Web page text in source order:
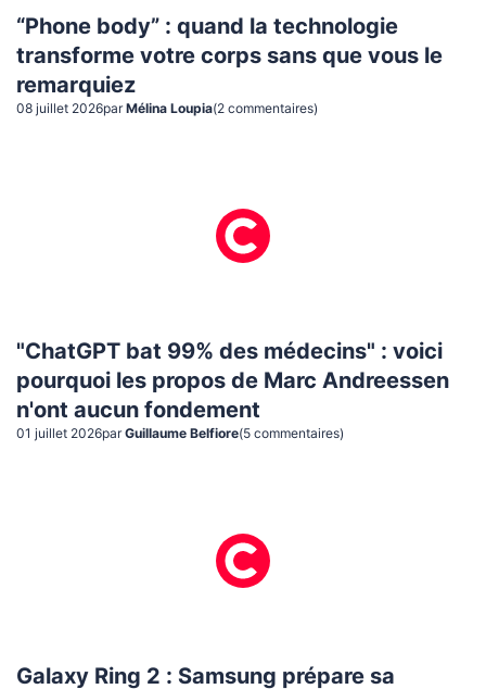
“Phone body” : quand la technologie
transforme votre corps sans que vous le
remarquiez
08 juillet 2026par Mélina Loupia(2 commentaires)
"ChatGPT bat 99% des médecins" : voici
pourquoi les propos de Marc Andreessen
n'ont aucun fondement
01 juillet 2026par Guillaume Belfiore(5 commentaires)
Galaxy Ring 2 : Samsung prépare sa